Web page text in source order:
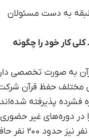
و ۸۰۰ متر‌مربع بنا و در چهار طبقه به دست مسئولان
کار خود را چگونه
به صورت تخصصی
مجموع ما بالغ بر ۷۰ هزار نفر در کلاس‌های مختلف حفظ قرآن
فشرده پذیرفته
در دوره‌های غیر
پار‌ه‌وقت ثبت نام کردیم که انواع و اقسام دوره‌ها در این زمینه برگزار می‌شود، اما از